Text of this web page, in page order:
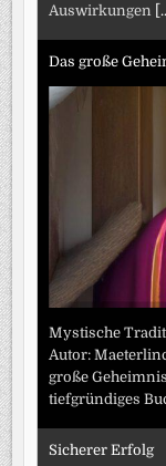
Auswirkungen
Das große
Mystische
Autor:
große
tiefgründiges
Sicherer Erfolg